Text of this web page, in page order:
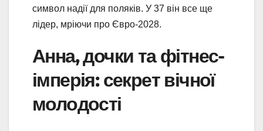
символ надії для поляків. У 37 він все ще
лідер, мріючи про Євро-2028.
Анна, дочки та фітнес-
імперія: секрет вічної
молодості